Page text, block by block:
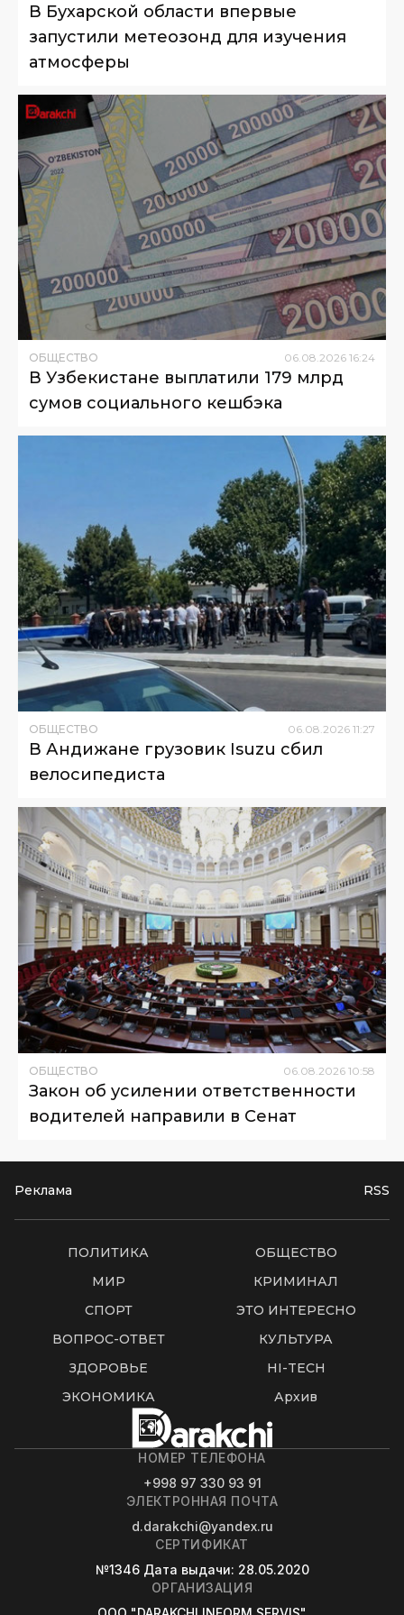
В Бухарской области впервые
запустили метеозонд для изучения
атмосферы
ОБЩЕСТВО 06.08.2026 16:24
В Узбекистане выплатили 179 млрд
сумов социального кешбэка
ОБЩЕСТВО 06.08.2026 11:27
В Андижане грузовик Isuzu сбил
велосипедиста
ОБЩЕСТВО 06 08 2026 10:58
Закон об усилении ответственности
водителей направили в Сенат
Реклама RSS
ПОЛИТИКА
ОБЩЕСТВО
МИР
КРИМИНАЛ
СПОРТ
ЭТО ИНТЕРЕСНО
ВОПРОС-ОТВЕТ
КУЛЬТУРА
ЗДОРОВЬЕ
HI-TECH
ЭКОНОМИКА
Архив
НОМЕР ТЕЛЕФОНА
+998 97 330 93 91
ЭЛЕКТРОННАЯ ПОЧТА
d.darakchi@yandex.ru
СЕРТИФИКАТ
№1346 Дата выдачи: 28.05.2020
ОРГАНИЗАЦИЯ